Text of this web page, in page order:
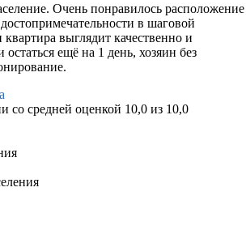
Очень понравилось расположение
в шаговой
выглядит качественно и
остаться ещё на 1 день, хозяин без
со средней оценкой 10,0 из 10,0